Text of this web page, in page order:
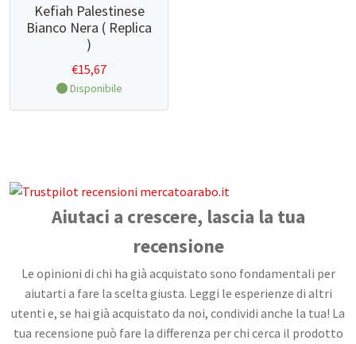
Tè, Infusi e Caffè
Condimenti e Conserve
Legumi
Cous cous, Semola e Cereali
Frutta secca, disidratata e Semi
Bevande
Pasticceria e dolci
Kefiah Palestinese
Bianco Nera ( Replica
)
€15,67
Disponibile
Aiutaci a crescere, lascia la tua
recensione
Le opinioni di chi ha già acquistato sono fondamentali per
aiutarti a fare la scelta giusta. Leggi le esperienze di altri
utenti e, se hai già acquistato da noi, condividi anche la tua! La
tua recensione può fare la differenza per chi cerca il prodotto